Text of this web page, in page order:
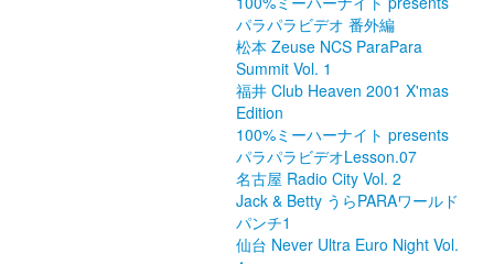
パラパラビデオ 番外編
松本 Zeuse NCS ParaPara
Summit Vol. 1
福井 Club Heaven 2001 X'mas
Edition
100%ミーハーナイト presents
パラパラビデオLesson.07
名古屋 Radio City Vol. 2
Jack & Betty うらPARAワールド
パンチ1
仙台 Never Ultra Euro Night Vol.